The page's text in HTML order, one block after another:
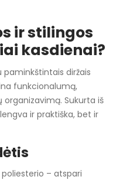
ir stilingos
kasdienai?
paminkštintais diržais
funkcionalumą,
Sukurta iš
ir praktiška, bet ir
– atspari